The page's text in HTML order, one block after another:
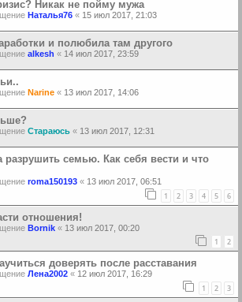
Никак не пойму мужа
Наталья76 « 15 июл 2017, 21:03
и полюбила там другого
alkesh « 14 июл 2017, 23:59
Narine « 13 июл 2017, 14:06
Стараюсь « 13 июл 2017, 12:31
семью. Как себя вести и что
roma150193 « 13 июл 2017, 06:51
1 2 3 4 5 6
отношения!
Bornik « 13 июл 2017, 00:20
1 2
доверять после расставания
Лена2002 « 12 июл 2017, 16:29
1 2 3